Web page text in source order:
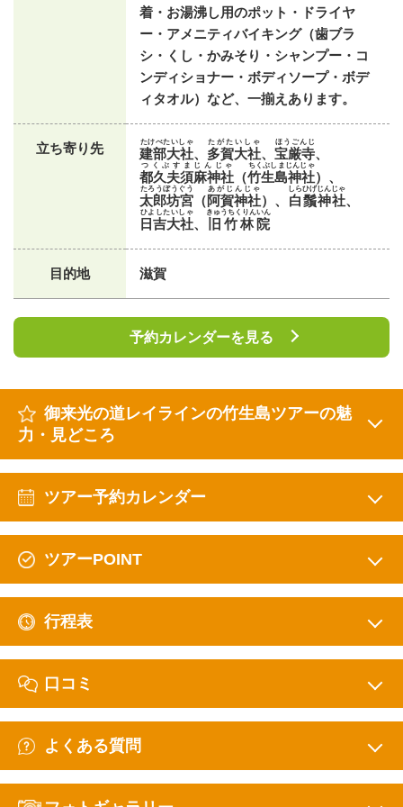
着・お湯沸し用のポット・ドライヤ
ー・アメニティバイキング（歯ブラ
シ・くし・かみそり・シャンプー・コ
ンディショナー・ボディソープ・ボデ
ィタオル）など、一揃えあります。
立ち寄り先 建部大社
たけべたいしゃ
、 多賀大社
たがたいしゃ
、宝厳寺
ほうごんじ
、
都久夫須麻神社
つくぶすまじんじゃ
（竹生島神社
ちくぶしまじんじゃ
）、
太郎坊宮
たろうぼうぐう
（阿賀神社
あがじんじゃ
）、 白鬚神社
しらひげじんじゃ
、
日吉大社
ひよしたいしゃ
、 旧竹林院
きゅうちくりんいん
目的地 滋賀
予約カレンダーを見る
御来光の道レイラインの竹生島ツアーの魅
力・見どころ
ツアー予約カレンダー
ツアーPOINT
行程表
口コミ
よくある質問